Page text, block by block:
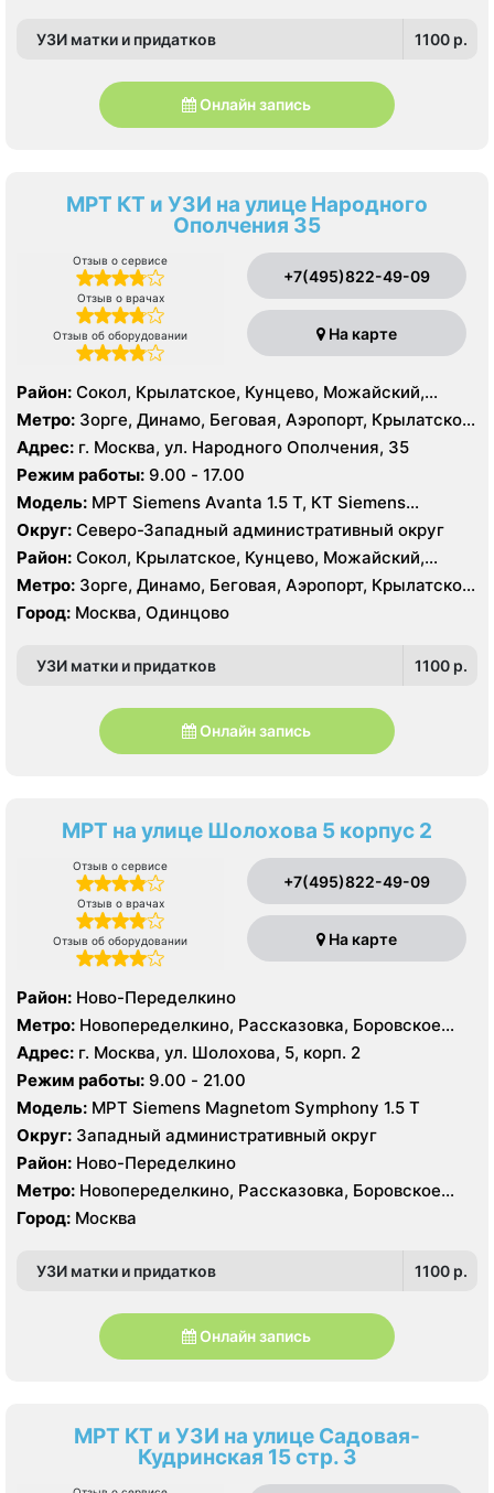
УЗИ матки и придатков 1100 p.
Онлайн запись
МРТ КТ и УЗИ на улице Народного
Ополчения 35
Отзыв о сервисе
Отзыв о врачах
Отзыв об оборудовании
+7(495)822-49-09
На карте
Район: Сокол, Крылатское, Кунцево, Можайский,
Филёвский Парк, Покровское-Стрешнево, Северное
Тушино, Строгино, Хорошёво-Мнёвники, Щукино,
Южное Тушино
Метро: Зорге, Динамо, Беговая, Аэропорт, Крылатское,
Молодежная, Октябрьское поле, Панфиловская,
Петровский парк, Сокол, Стрешнево, Хорошево,
Хорошевская, ЦСКА, Щукинская, Мнёвники
Адрес: г. Москва, ул. Народного Ополчения, 35
Режим работы: 9.00 - 17.00
Модель: МРТ Siemens Avanta 1.5 Т, КТ Siemens
SOMATOM Emotion 16 срезов, УЗИ
Округ: Северо-Западный административный округ
Район: Сокол, Крылатское, Кунцево, Можайский,
Филёвский Парк, Покровское-Стрешнево, Северное
Тушино, Строгино, Хорошёво-Мнёвники, Щукино,
Южное Тушино
Метро: Зорге, Динамо, Беговая, Аэропорт, Крылатское,
Молодежная, Октябрьское поле, Панфиловская,
Петровский парк, Сокол, Стрешнево, Хорошево,
Город: Москва, Одинцово
УЗИ матки и придатков 1100 p.
Онлайн запись
МРТ на улице Шолохова 5 корпус 2
Отзыв о сервисе
Отзыв о врачах
Отзыв об оборудовании
+7(495)822-49-09
На карте
Район: Ново-Переделкино
Метро: Новопеределкино, Рассказовка, Боровское
шоссе
Адрес: г. Москва, ул. Шолохова, 5, корп. 2
Режим работы: 9.00 - 21.00
Модель: МРТ Siemens Magnetom Symphony 1.5 Т
Округ: Западный административный округ
Район: Ново-Переделкино
Метро: Новопеределкино, Рассказовка, Боровское
шоссе
Город: Москва
УЗИ матки и придатков 1100 p.
Онлайн запись
МРТ КТ и УЗИ на улице Садовая-
Кудринская 15 стр. 3